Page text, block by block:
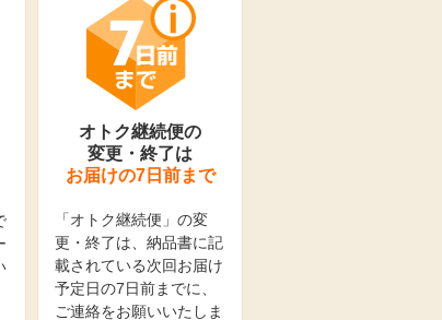
オトク継続便の
変更・終了は
お届けの7日前まで
「オトク継続便」の変
更・終了は、納品書に記
載されている次回お届け
予定日の7日前までに、
ご連絡をお願いいたしま